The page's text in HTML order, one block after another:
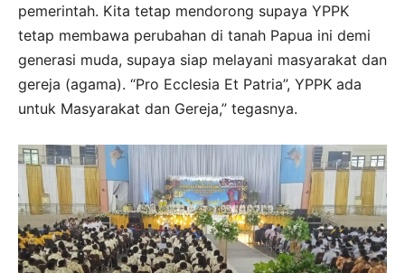
pemerintah. Kita tetap mendorong supaya YPPK
tetap membawa perubahan di tanah Papua ini demi
generasi muda, supaya siap melayani masyarakat dan
gereja (agama). “Pro Ecclesia Et Patria”, YPPK ada
untuk Masyarakat dan Gereja,” tegasnya.